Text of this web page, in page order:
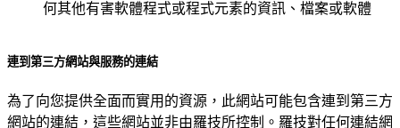
何其他有害軟體程式或程式元素的資訊、檔案或軟體
連到第三方網站與服務的連結
為了向您提供全面而實用的資源，此網站可能包含連到第三方
網站的連結，這些網站並非由羅技所控制。羅技對任何連結網